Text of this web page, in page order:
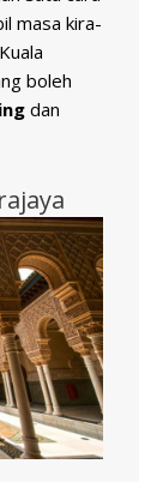
masa kira-
boleh
dan